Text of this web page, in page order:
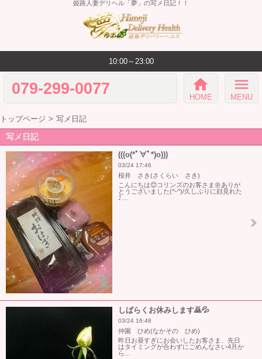
姫路人妻デリヘル「夢」の写メ日記！！
10:00～23:00
079-299-0077 home
HOME
menu
MENU
トップページ 写メ日記
写メ日記
(((o(*ﾟ∀ﾟ*)o)))
03/24 17:46
桜井 さき(さくらい さき)
こんにちは😊コリンズのお客さま🌼ありが
とうございました(^-^)/久しぶりに顔見れた
⤴️…
しばらくお休みします🙇💦
03/24 16:48
仲園 ひめ(なかその ひめ)
昨日お昼すぎにお会いしたお客さま、先日
はタイミングが合わずにごめんなさい4月か
ら…